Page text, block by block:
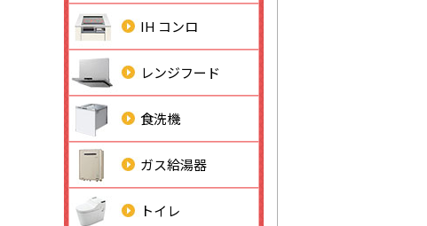
IH コンロ
レンジフード
食洗機
ガス給湯器
トイレ